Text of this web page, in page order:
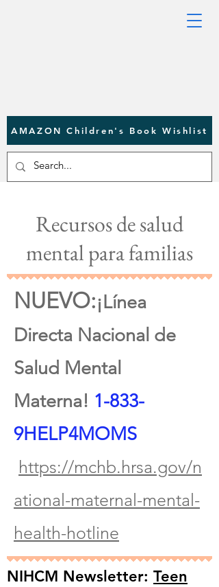
AMAZON Children's Book Wishlist
Recursos de salud
mental para familias
NUEVO:¡Línea
Directa Nacional de
Salud Mental
Materna! 1-833-
9HELP4MOMS
https://mchb.hrsa.gov/n
ational-maternal-mental-
health-hotline
NIHCM Newsletter: Teen